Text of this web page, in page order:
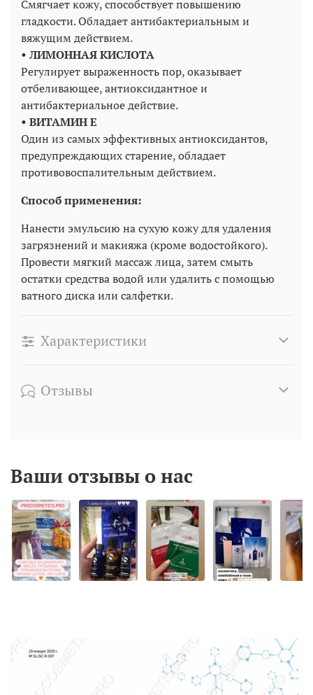
Смягчает кожу, способствует повышению
гладкости. Обладает антибактериальным и
вяжущим действием.
• ЛИМОННАЯ КИСЛОТА
Регулирует выраженность пор, оказывает
отбеливающее, антиоксидантное и
антибактериальное действие.
• ВИТАМИН Е
Один из самых эффективных антиоксидантов,
предупреждающих старение, обладает
противовоспалительным действием.
Способ применения:
Нанести эмульсию на сухую кожу для удаления
загрязнений и макияжа (кроме водостойкого).
Провести мягкий массаж лица, затем смыть
остатки средства водой или удалить с помощью
ватного диска или салфетки.
Характеристики
Отзывы
Ваши отзывы о нас